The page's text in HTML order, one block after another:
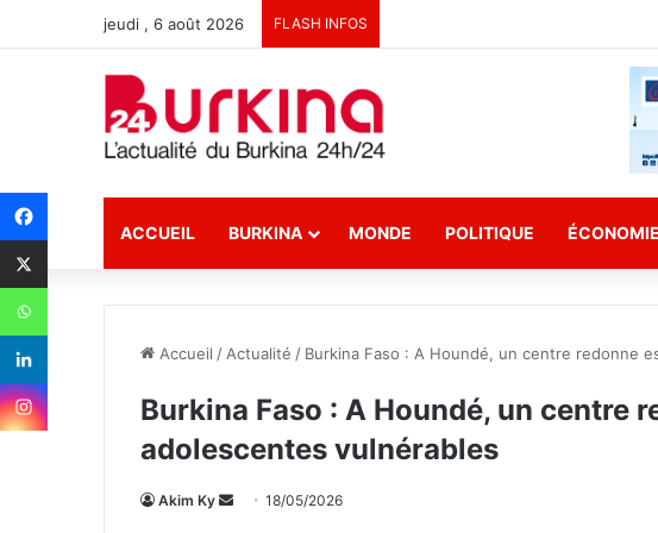
jeudi , 6 août 2026 FLASH INFOS
ACCUEIL BURKINA MONDE POLITIQUE ÉCONOMIE
Accueil / Actualité / Burkina Faso : A Houndé, un centre redonne
Burkina Faso : A Houndé, un centre
adolescentes vulnérables
Akim Ky 18/05/2026